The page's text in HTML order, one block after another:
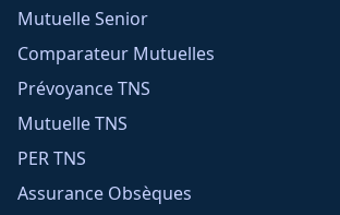
Mutuelle Senior
Comparateur Mutuelles
Prévoyance TNS
Mutuelle TNS
PER TNS
Assurance Obsèques